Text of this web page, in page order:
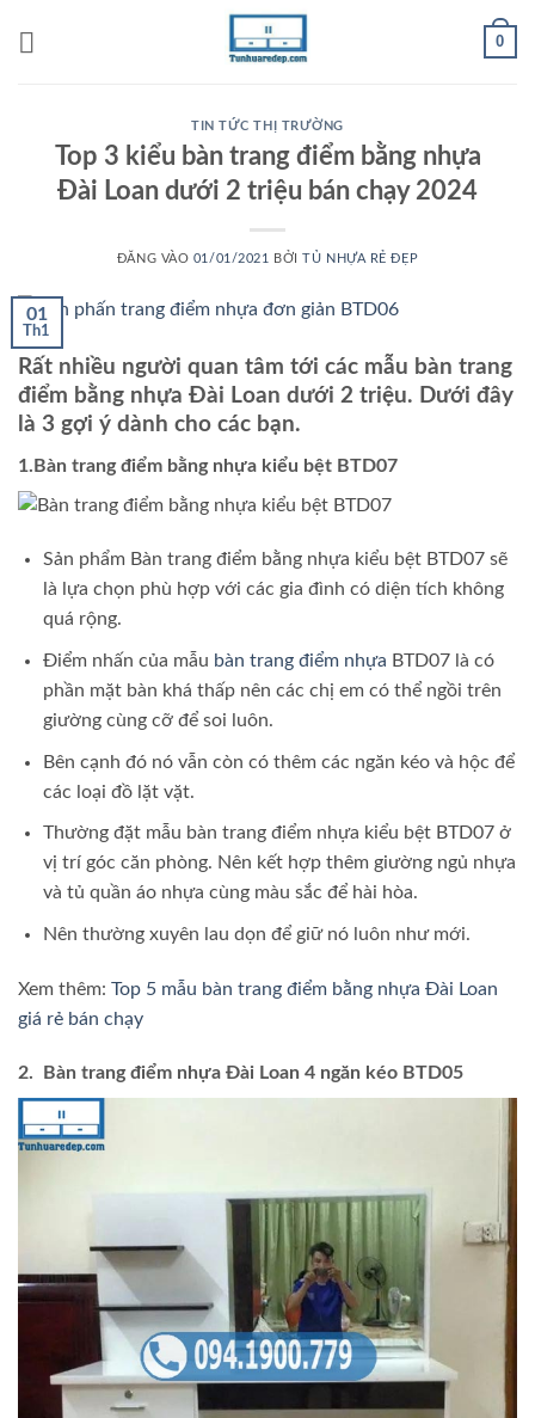
0
TIN TỨC THỊ TRƯỜNG
Top 3 kiểu bàn trang điểm bằng nhựa
Đài Loan dưới 2 triệu bán chạy 2024
ĐĂNG VÀO 01/01/2021 BỞITỦ NHỰA RẺ ĐẸP
01
Th1
Rất nhiều người quan tâm tới các mẫu bàn trang
điểm bằng nhựa Đài Loan dưới 2 triệu. Dưới đây
là 3 gợi ý dành cho các bạn.
1.Bàn trang điểm bằng nhựa kiểu bệt BTD07
Sản phẩm Bàn trang điểm bằng nhựa kiểu bệt BTD07 sẽ
là lựa chọn phù hợp với các gia đình có diện tích không
quá rộng.
Điểm nhấn của mẫu bàn trang điểm nhựa BTD07 là có
phần mặt bàn khá thấp nên các chị em có thể ngồi trên
giường cùng cỡ để soi luôn.
Bên cạnh đó nó vẫn còn có thêm các ngăn kéo và hộc để
các loại đồ lặt vặt.
Thường đặt mẫu bàn trang điểm nhựa kiểu bệt BTD07 ở
vị trí góc căn phòng. Nên kết hợp thêm giường ngủ nhựa
và tủ quần áo nhựa cùng màu sắc để hài hòa.
Nên thường xuyên lau dọn để giữ nó luôn như mới.
Xem thêm: Top 5 mẫu bàn trang điểm bằng nhựa Đài Loan
giá rẻ bán chạy
2. Bàn trang điểm nhựa Đài Loan 4 ngăn kéo BTD05